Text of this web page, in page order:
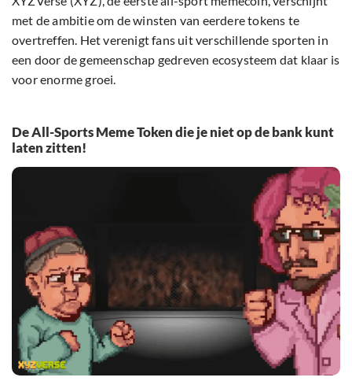
met de ambitie om de winsten van eerdere tokens te
overtreffen. Het verenigt fans uit verschillende sporten in
een door de gemeenschap gedreven ecosysteem dat klaar is
voor enorme groei.
De All-Sports Meme Token die je niet op de bank kunt
laten zitten!